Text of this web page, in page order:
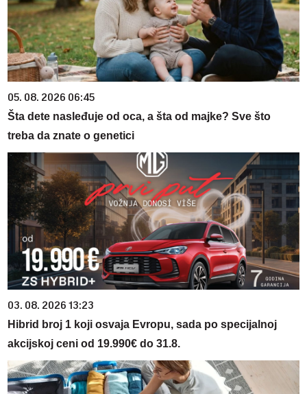
05. 08. 2026 06:45
Šta dete nasleđuje od oca, a šta od majke? Sve što
treba da znate o genetici
03. 08. 2026 13:23
Hibrid broj 1 koji osvaja Evropu, sada po specijalnoj
akcijskoj ceni od 19.990€ do 31.8.